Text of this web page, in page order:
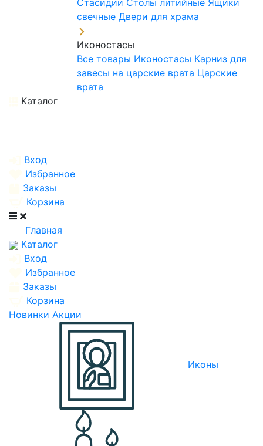
Стасидии Столы литийные Ящики
свечные Двери для храма
Иконостасы
Все товары Иконостасы Карниз для
завесы на царские врата Царские
врата
Каталог
Вход
Избранное
Заказы
Корзина
Главная
Каталог
Вход
Избранное
Заказы
Корзина
Новинки Акции
Иконы